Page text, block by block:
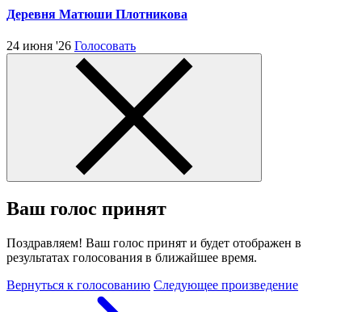
Деревня Матюши Плотникова
24 июня '26 Голосовать
Ваш голос принят
Поздравляем! Ваш голос принят и будет отображен в
результатах голосования в ближайшее время.
Вернуться к голосованию Следующее произведение